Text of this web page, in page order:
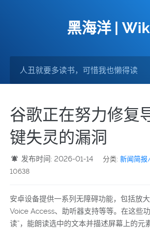
黑海洋 |
谷歌正在努力修复
键失灵的漏洞
发布时间: 2026-01-14 分类:新闻简
10638
安卓设备提供一系列无障碍功能，包括放大
Voice Access、助听器支持等等。在这些
读”，能朗读选中的文本并描述屏幕上的元